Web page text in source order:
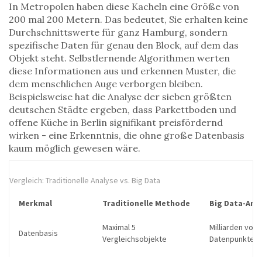
In Metropolen haben diese Kacheln eine Größe von
200 mal 200 Metern. Das bedeutet, Sie erhalten keine
Durchschnittswerte für ganz Hamburg, sondern
spezifische Daten für genau den Block, auf dem das
Objekt steht. Selbstlernende Algorithmen werten
diese Informationen aus und erkennen Muster, die
dem menschlichen Auge verborgen bleiben.
Beispielsweise hat die Analyse der sieben größten
deutschen Städte ergeben, dass Parkettboden und
offene Küche in Berlin signifikant preisfördernd
wirken - eine Erkenntnis, die ohne große Datenbasis
kaum möglich gewesen wäre.
Vergleich: Traditionelle Analyse vs. Big Data
Merkmal Traditionelle Methode Big Data-
Datenbasis
Maximal 5
Vergleichsobjekte
Milliarden von
Datenpunkten